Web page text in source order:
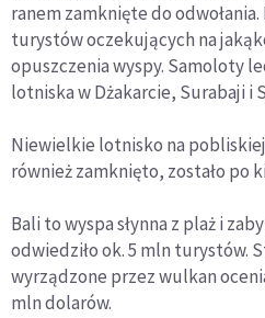
ranem zamknięte do
turystów oczekujących na
opuszczenia wyspy. Samoloty
lotniska w Dżakarcie, Surabaji i
Niewielkie lotnisko na
również zamknięto, zostało po
Bali to wyspa słynna z plaż i
odwiedziło ok. 5 mln turystów.
wyrządzone przez wulkan
mln dolarów.